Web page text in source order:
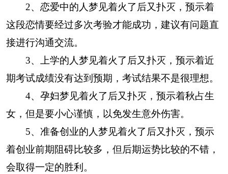
2、恋爱中的人梦见着火了后又扑灭，预示着
这段恋情要经过多次考验才能成功，建议有问题直
接进行沟通交流。
3、上学的人梦见着火了后又扑灭，预示着近
期考试成绩没有达到预期，考试结果不是很理想。
4、孕妇梦见着火了后又扑灭，预示着秋占生
女，但是要小心谨慎，以免发生意外伤害。
5、准备创业的人梦见着火了后又扑灭，预示
着创业前期阻碍比较多，但后期运势比较的不错，
会取得一定的胜利。